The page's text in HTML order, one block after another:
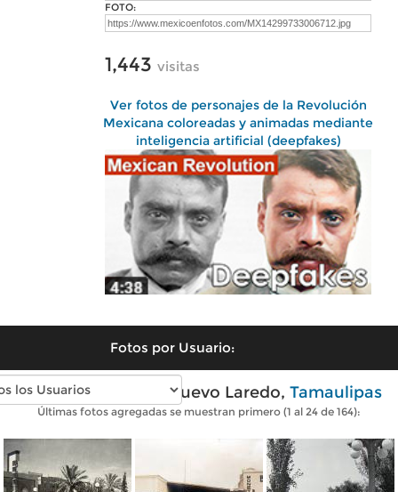
FOTO:
1,443 visitas
Ver fotos de personajes de la Revolución
Mexicana coloreadas y animadas mediante
inteligencia artificial (deepfakes)
Fotos por Usuario:
Fotos antiguas de Nuevo Laredo, Tamaulipas
Últimas fotos agregadas se muestran primero (1 al 24 de 164):